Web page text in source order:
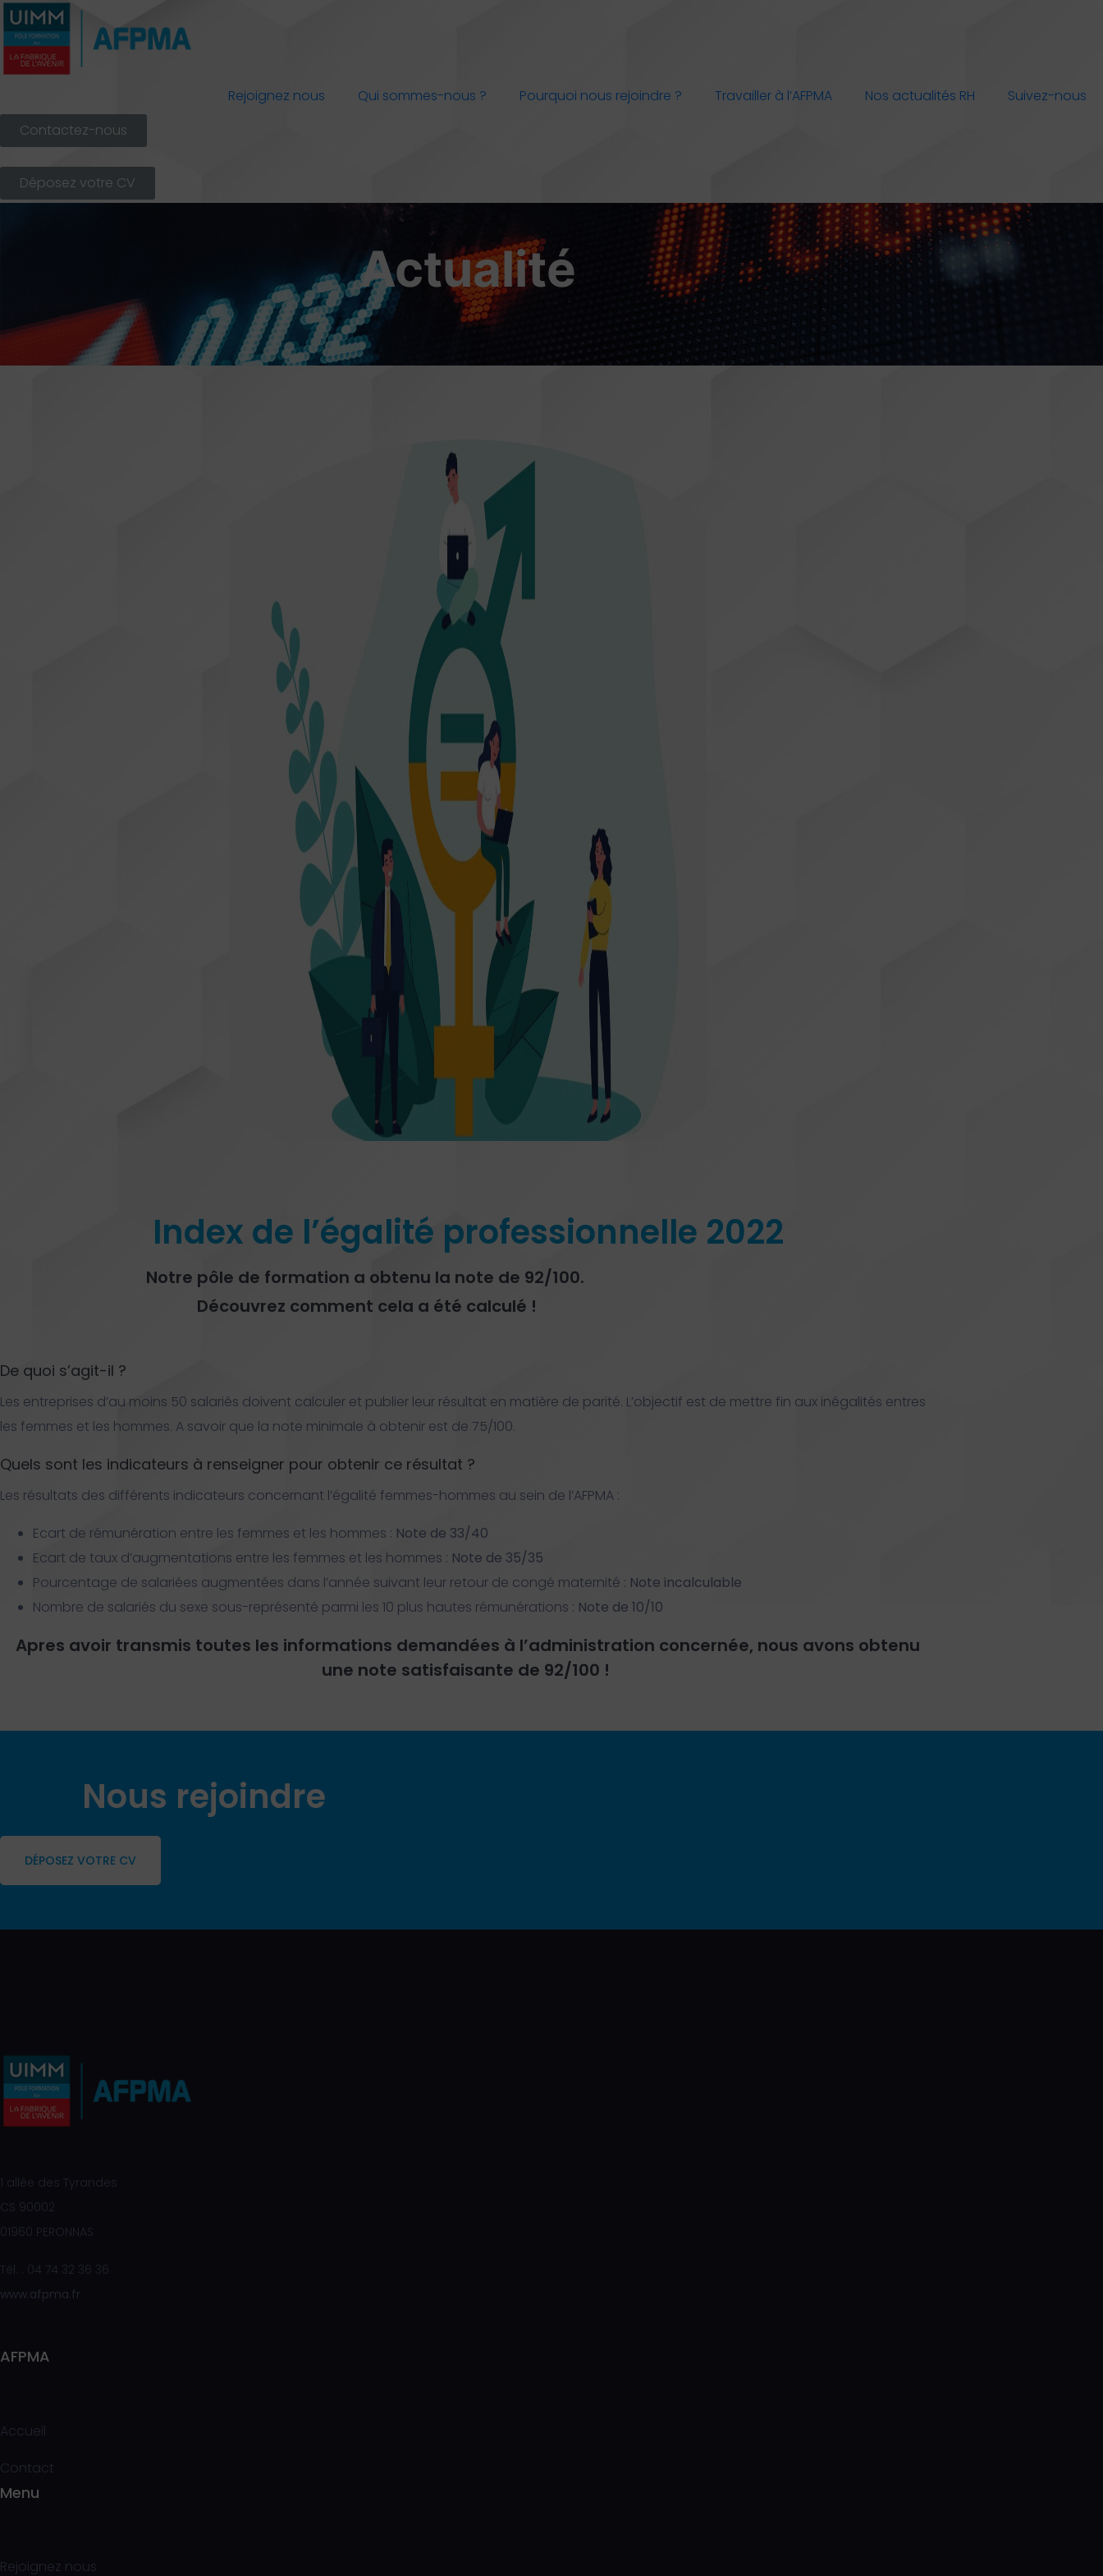
Rejoignez nous Qui sommes-nous ? Pourquoi nous rejoindre ? Travailler à l’AFPMA Nos actualités RH
Suivez-nous
Contactez-nous
Déposez votre CV
Actualité
Index de l’égalité professionnelle 2022
Notre pôle de formation a obtenu la note de 92/100.
Découvrez comment cela a été calculé !
De quoi s’agit-il ?
Les entreprises d’au moins 50 salariés doivent calculer et publier leur résultat en matière de parité. L’objectif est de mettre fin aux inégalités entres
les femmes et les hommes. A savoir que la note minimale à obtenir est de 75/100.
Quels sont les indicateurs à renseigner pour obtenir ce résultat ?
Les résultats des différents indicateurs concernant l’égalité femmes-hommes au sein de l’AFPMA :
Ecart de rémunération entre les femmes et les hommes : Note de 33/40
Ecart de taux d’augmentations entre les femmes et les hommes : Note de 35/35
Pourcentage de salariées augmentées dans l’année suivant leur retour de congé maternité : Note incalculable
Nombre de salariés du sexe sous-représenté parmi les 10 plus hautes rémunérations : Note de 10/10
Apres avoir transmis toutes les informations demandées à l’administration concernée, nous avons obtenu
une note satisfaisante de 92/100 !
Nous rejoindre
DÉPOSEZ VOTRE CV
1 allée des Tyrandes
CS 90002
01960 PERONNAS
Tél. : 04 74 32 36 36
www.afpma.fr
AFPMA
Accueil
Contact
Menu
Rejoignez nous